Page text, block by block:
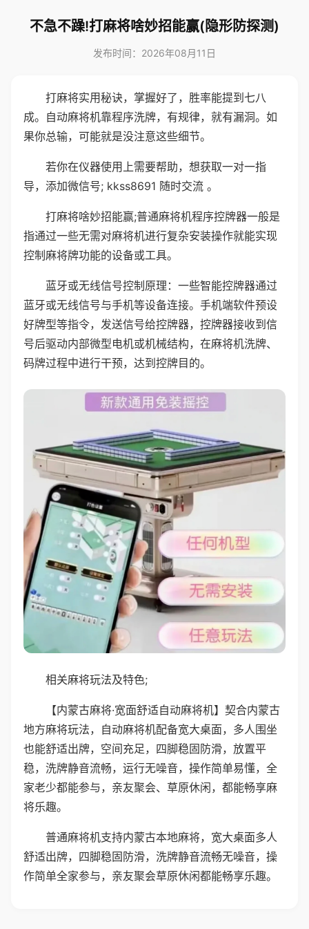
不急不躁!打麻将啥妙招能赢(隐形防探测)
发布时间：2026年08月11日
打麻将实用秘诀，掌握好了，胜率能提到七八
成。自动麻将机靠程序洗牌，有规律，就有漏洞。如
果你总输，可能就是没注意这些细节。
若你在仪器使用上需要帮助，想获取一对一指
导，添加微信号; kkss8691 随时交流 。
打麻将啥妙招能赢;普通麻将机程序控牌器一般是
指通过一些无需对麻将机进行复杂安装操作就能实现
控制麻将牌功能的设备或工具。
蓝牙或无线信号控制原理：一些智能控牌器通过
蓝牙或无线信号与手机等设备连接。手机端软件预设
好牌型等指令，发送信号给控牌器，控牌器接收到信
号后驱动内部微型电机或机械结构，在麻将机洗牌、
码牌过程中进行干预，达到控牌目的。
相关麻将玩法及特色;
【内蒙古麻将·宽面舒适自动麻将机】契合内蒙古
地方麻将玩法，自动麻将机配备宽大桌面，多人围坐
也能舒适出牌，空间充足，四脚稳固防滑，放置平
稳，洗牌静音流畅，运行无噪音，操作简单易懂，全
家老少都能参与，亲友聚会、草原休闲，都能畅享麻
将乐趣。
普通麻将机支持内蒙古本地麻将，宽大桌面多人
舒适出牌，四脚稳固防滑，洗牌静音流畅无噪音，操
作简单全家参与，亲友聚会草原休闲都能畅享乐趣。